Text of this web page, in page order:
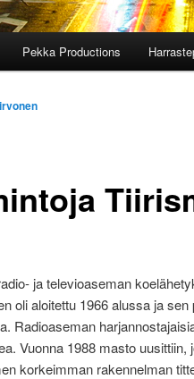
Pekka Productions
ja televioaseman
oli aloitettu 1966 alussa ja
Radioaseman
Vuonna 1988 masto
korkeimman rakennelman